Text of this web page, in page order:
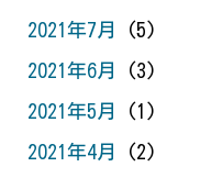
2021年7月 (5)
2021年6月 (3)
2021年5月 (1)
2021年4月 (2)